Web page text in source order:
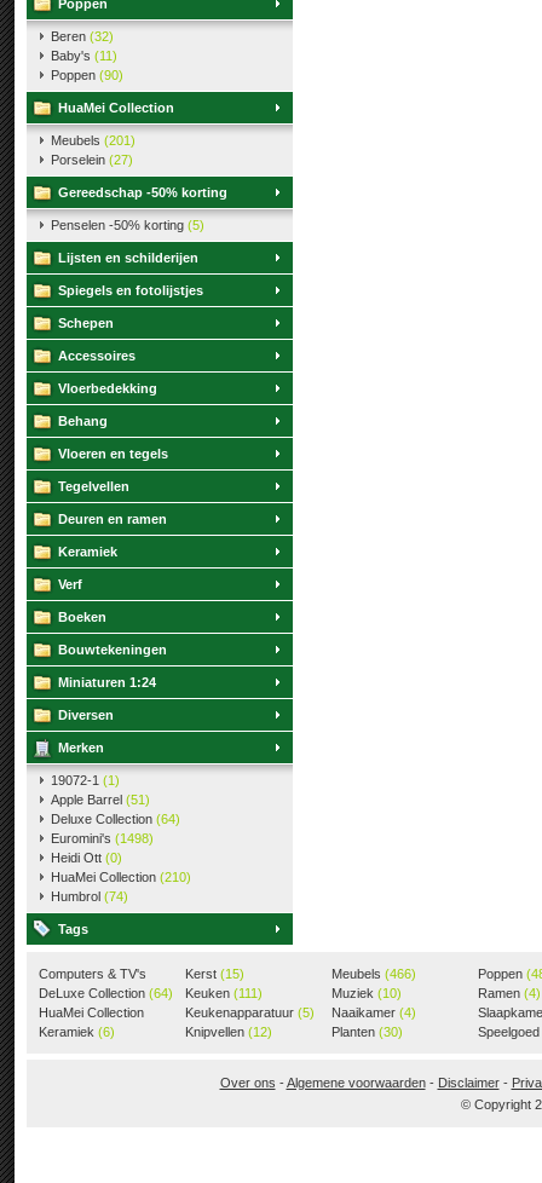
Poppen
Beren (32)
Baby's (11)
Poppen (90)
HuaMei Collection
Meubels (201)
Porselein (27)
Gereedschap -50% korting
Penselen -50% korting (5)
Lijsten en schilderijen
Spiegels en fotolijstjes
Schepen
Accessoires
Vloerbedekking
Behang
Vloeren en tegels
Tegelvellen
Deuren en ramen
Keramiek
Verf
Boeken
Bouwtekeningen
Miniaturen 1:24
Diversen
Merken
19072-1 (1)
Apple Barrel (51)
Deluxe Collection (64)
Euromini's (1498)
Heidi Ott (0)
HuaMei Collection (210)
Humbrol (74)
Tags
Computers & TV's
(18)
DeLuxe Collection (64)
HuaMei Collection
(205)
Keramiek (6)
Kerst (15)
Keuken (111)
Keukenapparatuur (5)
Knipvellen (12)
Meubels (466)
Muziek (10)
Naaikamer (4)
Planten (30)
Poppen
Ramen (4)
Speelgoed
Over ons -Algemene voorwaarden- Disclaimer-
© Copyright